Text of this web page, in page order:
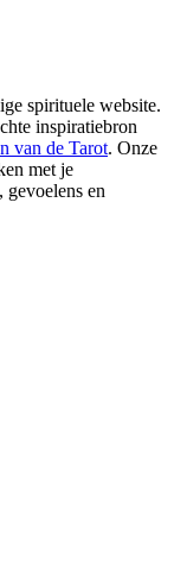
spirituele website.
inspiratiebron
van de Tarot. Onze
met je
gevoelens en